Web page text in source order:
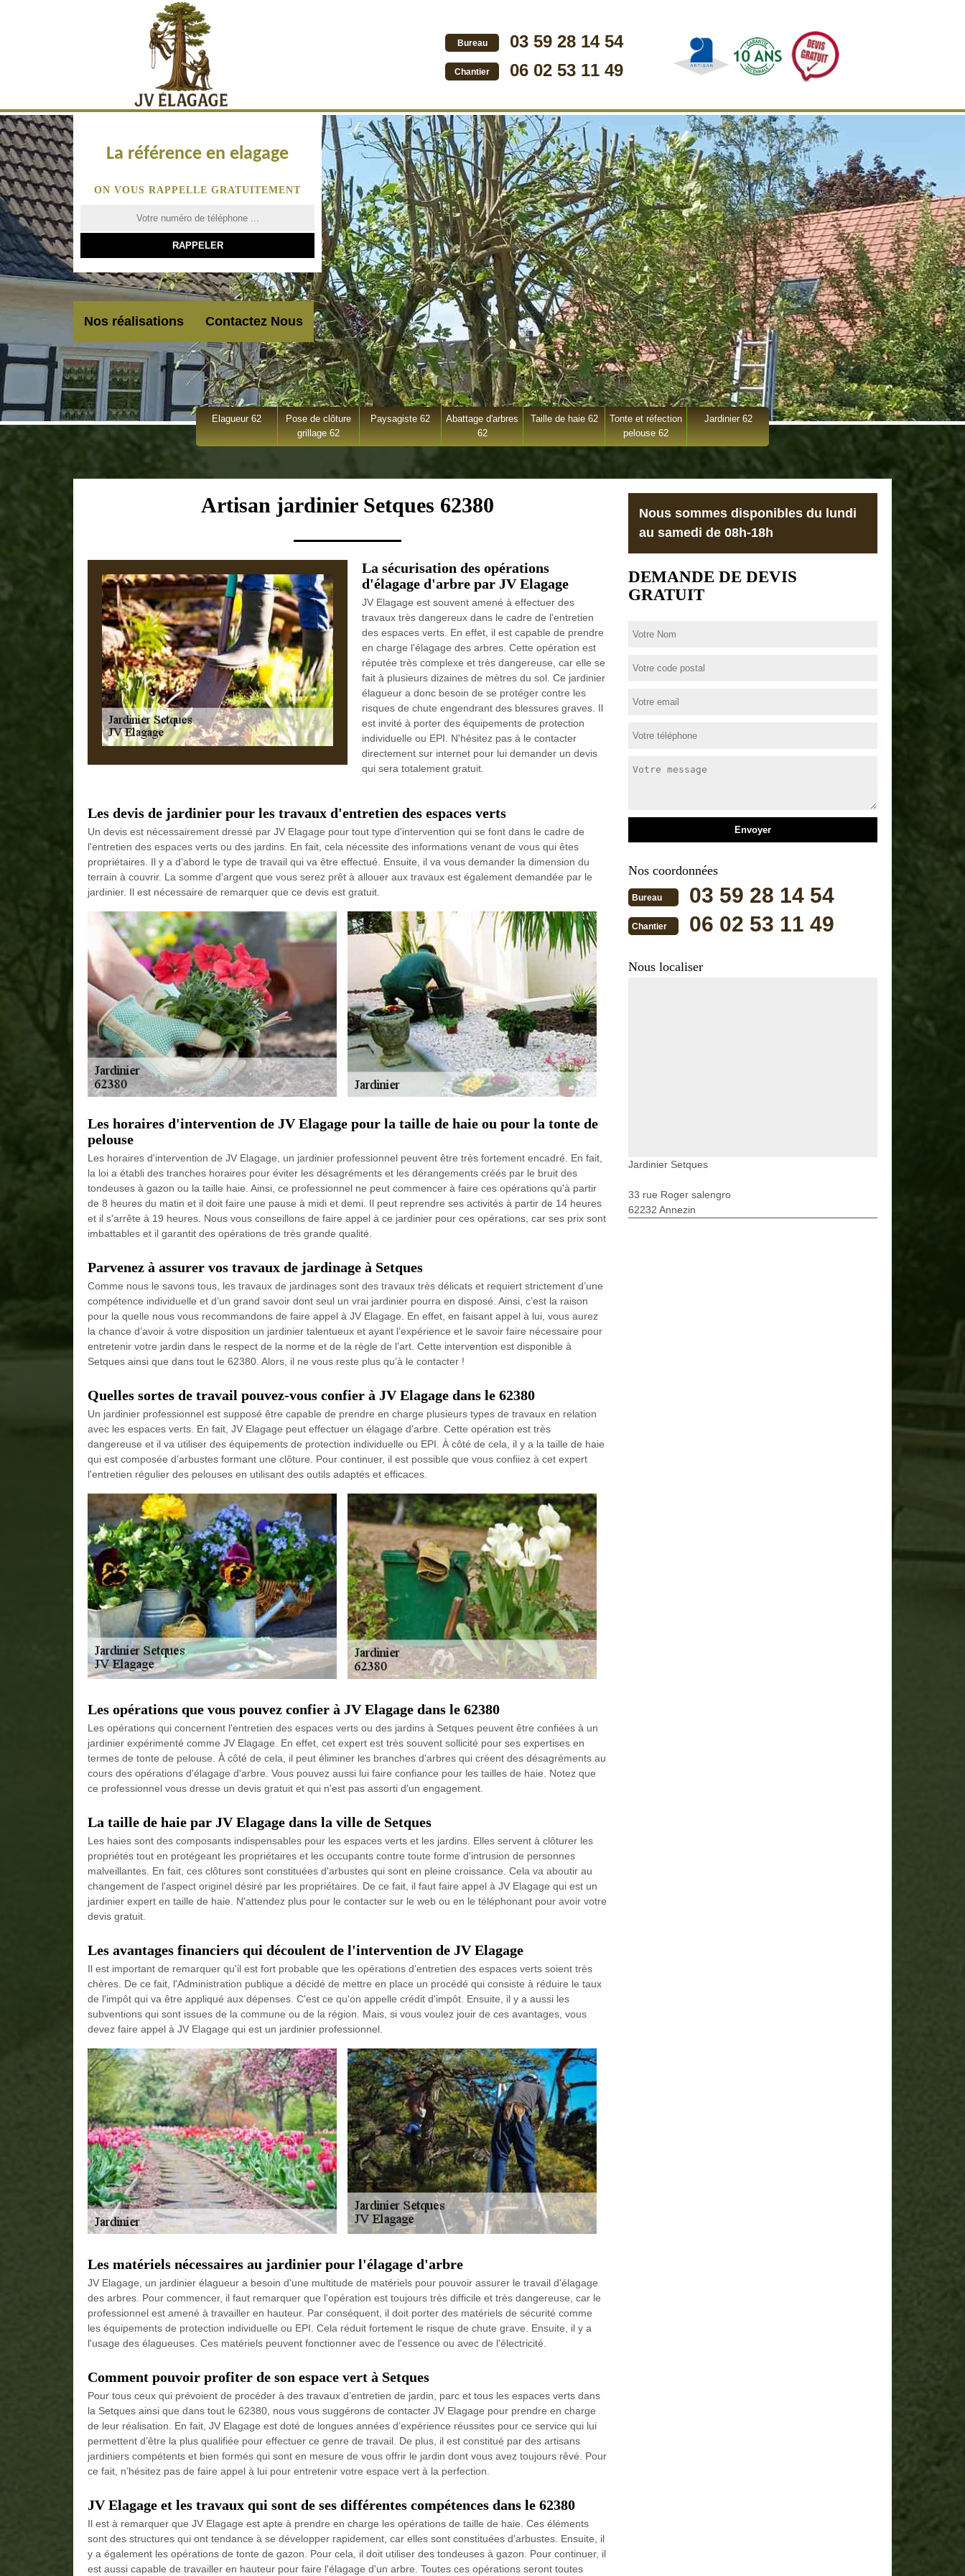
Bureau 03 59 28 14 54
Chantier 06 02 53 11 49
La référence en elagage
ON VOUS RAPPELLE GRATUITEMENT
Nos réalisations Contactez Nous
Elagueur 62
Pose de clôture
grillage 62
Paysagiste 62
Abattage d'arbres
62
Taille de haie 62
Tonte et réfection
pelouse 62
Jardinier 62
Artisan jardinier Setques 62380
La sécurisation des opérations
d'élagage d'arbre par JV Elagage
JV Elagage est souvent amené à effectuer des
travaux très dangereux dans le cadre de l'entretien
des espaces verts. En effet, il est capable de prendre
en charge l'élagage des arbres. Cette opération est
réputée très complexe et très dangereuse, car elle se
fait à plusieurs dizaines de mètres du sol. Ce jardinier
élagueur a donc besoin de se protéger contre les
risques de chute engendrant des blessures graves. Il
est invité à porter des équipements de protection
individuelle ou EPI. N'hésitez pas à le contacter
directement sur internet pour lui demander un devis
qui sera totalement gratuit.
Les devis de jardinier pour les travaux d'entretien des espaces verts
Un devis est nécessairement dressé par JV Elagage pour tout type d'intervention qui se font dans le cadre de
l'entretien des espaces verts ou des jardins. En fait, cela nécessite des informations venant de vous qui êtes
propriétaires. Il y a d'abord le type de travail qui va être effectué. Ensuite, il va vous demander la dimension du
terrain à couvrir. La somme d'argent que vous serez prêt à allouer aux travaux est également demandée par le
jardinier. Il est nécessaire de remarquer que ce devis est gratuit.
Les horaires d'intervention de JV Elagage pour la taille de haie ou pour la tonte de
pelouse
Les horaires d'intervention de JV Elagage, un jardinier professionnel peuvent être très fortement encadré. En fait,
la loi a établi des tranches horaires pour éviter les désagréments et les dérangements créés par le bruit des
tondeuses à gazon ou la taille haie. Ainsi, ce professionnel ne peut commencer à faire ces opérations qu'à partir
de 8 heures du matin et il doit faire une pause à midi et demi. Il peut reprendre ses activités à partir de 14 heures
et il s'arrête à 19 heures. Nous vous conseillons de faire appel à ce jardinier pour ces opérations, car ses prix sont
imbattables et il garantit des opérations de très grande qualité.
Parvenez à assurer vos travaux de jardinage à Setques
Comme nous le savons tous, les travaux de jardinages sont des travaux très délicats et requiert strictement d’une
compétence individuelle et d’un grand savoir dont seul un vrai jardinier pourra en disposé. Ainsi, c’est la raison
pour la quelle nous vous recommandons de faire appel à JV Elagage. En effet, en faisant appel à lui, vous aurez
la chance d’avoir à votre disposition un jardinier talentueux et ayant l’expérience et le savoir faire nécessaire pour
entretenir votre jardin dans le respect de la norme et de la règle de l’art. Cette intervention est disponible à
Setques ainsi que dans tout le 62380. Alors, il ne vous reste plus qu’à le contacter !
Quelles sortes de travail pouvez-vous confier à JV Elagage dans le 62380
Un jardinier professionnel est supposé être capable de prendre en charge plusieurs types de travaux en relation
avec les espaces verts. En fait, JV Elagage peut effectuer un élagage d'arbre. Cette opération est très
dangereuse et il va utiliser des équipements de protection individuelle ou EPI. À côté de cela, il y a la taille de haie
qui est composée d’arbustes formant une clôture. Pour continuer, il est possible que vous confiiez à cet expert
l'entretien régulier des pelouses en utilisant des outils adaptés et efficaces.
Les opérations que vous pouvez confier à JV Elagage dans le 62380
Les opérations qui concernent l'entretien des espaces verts ou des jardins à Setques peuvent être confiées à un
jardinier expérimenté comme JV Elagage. En effet, cet expert est très souvent sollicité pour ses expertises en
termes de tonte de pelouse. À côté de cela, il peut éliminer les branches d'arbres qui créent des désagréments au
cours des opérations d'élagage d'arbre. Vous pouvez aussi lui faire confiance pour les tailles de haie. Notez que
ce professionnel vous dresse un devis gratuit et qui n'est pas assorti d'un engagement.
La taille de haie par JV Elagage dans la ville de Setques
Les haies sont des composants indispensables pour les espaces verts et les jardins. Elles servent à clôturer les
propriétés tout en protégeant les propriétaires et les occupants contre toute forme d'intrusion de personnes
malveillantes. En fait, ces clôtures sont constituées d'arbustes qui sont en pleine croissance. Cela va aboutir au
changement de l'aspect originel désiré par les propriétaires. De ce fait, il faut faire appel à JV Elagage qui est un
jardinier expert en taille de haie. N'attendez plus pour le contacter sur le web ou en le téléphonant pour avoir votre
devis gratuit.
Les avantages financiers qui découlent de l'intervention de JV Elagage
Il est important de remarquer qu'il est fort probable que les opérations d'entretien des espaces verts soient très
chères. De ce fait, l'Administration publique a décidé de mettre en place un procédé qui consiste à réduire le taux
de l'impôt qui va être appliqué aux dépenses. C'est ce qu'on appelle crédit d'impôt. Ensuite, il y a aussi les
subventions qui sont issues de la commune ou de la région. Mais, si vous voulez jouir de ces avantages, vous
devez faire appel à JV Elagage qui est un jardinier professionnel.
Les matériels nécessaires au jardinier pour l'élagage d'arbre
JV Elagage, un jardinier élagueur a besoin d'une multitude de matériels pour pouvoir assurer le travail d'élagage
des arbres. Pour commencer, il faut remarquer que l'opération est toujours très difficile et très dangereuse, car le
professionnel est amené à travailler en hauteur. Par conséquent, il doit porter des matériels de sécurité comme
les équipements de protection individuelle ou EPI. Cela réduit fortement le risque de chute grave. Ensuite, il y a
l'usage des élagueuses. Ces matériels peuvent fonctionner avec de l'essence ou avec de l'électricité.
Comment pouvoir profiter de son espace vert à Setques
Pour tous ceux qui prévoient de procéder à des travaux d’entretien de jardin, parc et tous les espaces verts dans
la Setques ainsi que dans tout le 62380, nous vous suggérons de contacter JV Elagage pour prendre en charge
de leur réalisation. En fait, JV Elagage est doté de longues années d’expérience réussites pour ce service qui lui
permettent d’être la plus qualifiée pour effectuer ce genre de travail. De plus, il est constitué par des artisans
jardiniers compétents et bien formés qui sont en mesure de vous offrir le jardin dont vous avez toujours rêvé. Pour
ce fait, n’hésitez pas de faire appel à lui pour entretenir votre espace vert à la perfection.
JV Elagage et les travaux qui sont de ses différentes compétences dans le 62380
Il est à remarquer que JV Elagage est apte à prendre en charge les opérations de taille de haie. Ces éléments
sont des structures qui ont tendance à se développer rapidement, car elles sont constituées d'arbustes. Ensuite, il
y a également les opérations de tonte de gazon. Pour cela, il doit utiliser des tondeuses à gazon. Pour continuer, il
est aussi capable de travailler en hauteur pour faire l'élagage d'un arbre. Toutes ces opérations seront toutes
Nous sommes disponibles du lundi
au samedi de 08h-18h
DEMANDE DE DEVIS
GRATUIT
Nos coordonnées
Bureau 03 59 28 14 54
Chantier 06 02 53 11 49
Nous localiser
Jardinier Setques
33 rue Roger salengro
62232 Annezin